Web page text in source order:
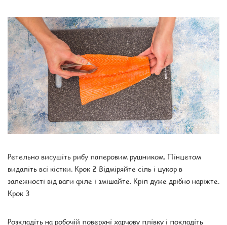
Ретельно висушіть рибу паперовим рушником. Пінцетом
видаліть всі кістки. Крок 2 Відміряйте сіль і цукор в
залежності від ваги філе і змішайте. Кріп дуже дрібно наріжте.
Крок 3
Розкладіть на робочій поверхні харчову плівку і покладіть